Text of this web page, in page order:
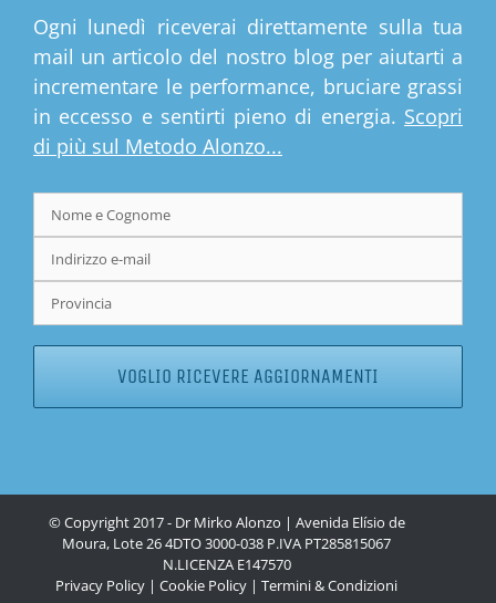
Ogni lunedì riceverai direttamente sulla tua
mail un articolo del nostro blog per aiutarti a
incrementare le performance, bruciare grassi
in eccesso e sentirti pieno di energia. Scopri
di più sul Metodo Alonzo...
© Copyright 2017 - Dr Mirko Alonzo | Avenida Elísio de
Moura, Lote 26 4DTO 3000-038 P.IVA PT285815067
N.LICENZA E147570
Privacy Policy | Cookie Policy | Termini & Condizioni